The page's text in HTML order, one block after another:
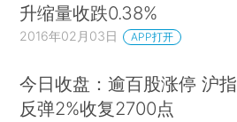
升缩量收跌0.38%
2016年02月03日 APP打开
今日收盘：逾百股涨停 沪指
反弹2%收复2700点